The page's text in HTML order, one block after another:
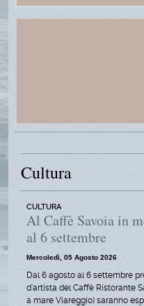
Cultura
CULTURA
Al Caffè Savoia in
al 6 settembre
Mercoledì, 05 Agosto 2026
Dal 6 agosto al 6 settembre
d'artista del Caffè Ristorante
a mare Viareggio) saranno